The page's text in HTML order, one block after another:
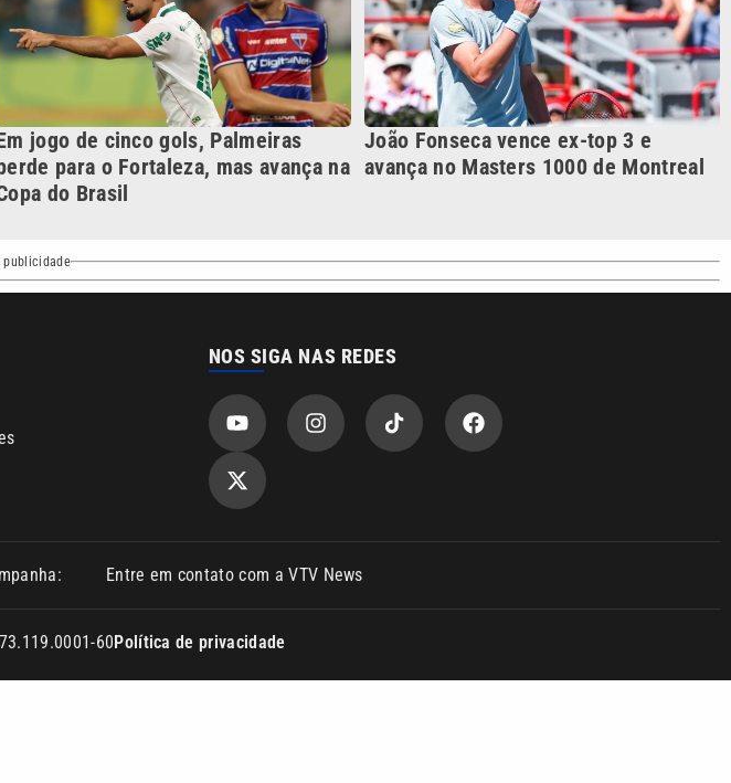
jogo de cinco gols, Palmeiras
para o Fortaleza, mas avança na
do Brasil
João Fonseca vence ex-top 3 e
avança no Masters 1000 de Montreal
publicidade
NOS SIGA NAS REDES
Entre em contato com a VTV News
60Política de privacidade